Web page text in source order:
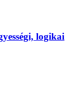
logikai